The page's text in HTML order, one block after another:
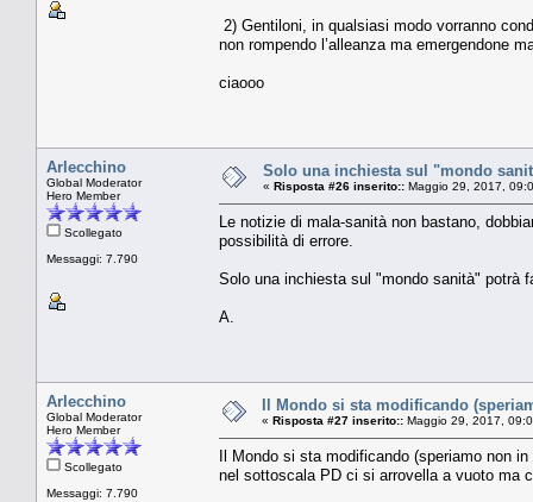
2) Gentiloni, in qualsiasi modo vorranno
non rompendo l’alleanza ma emergendone
ciaooo
Arlecchino
Global Moderator
Hero Member
Scollegato
Messaggi: 7.790
Solo una inchiesta sul "mondo
« Risposta #26 inserito:: Maggio 29, 2017,
Le notizie di mala-sanità non bastano,
possibilità di errore.
Solo una inchiesta sul "mondo sanità" potrà
A.
Arlecchino
Global Moderator
Hero Member
Scollegato
Messaggi: 7.790
Il Mondo si sta modificando
« Risposta #27 inserito:: Maggio 29, 2017,
Il Mondo si sta modificando (speriamo non
nel sottoscala PD ci si arrovella a vuoto ma